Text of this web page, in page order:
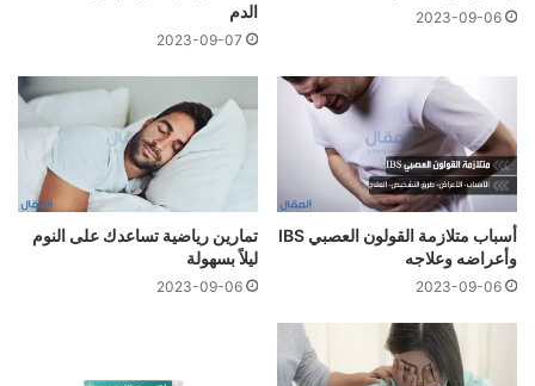
2023-09-06
الدم
2023-09-07
أسباب متلازمة القولون العصبي IBS
وأعراضه وعلاجه
2023-09-06
تمارين رياضية تساعدك على النوم
ليلاً بسهولة
2023-09-06